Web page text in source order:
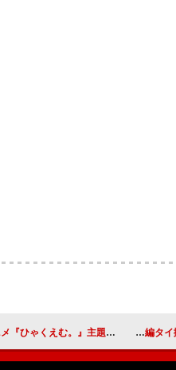
』主題歌の新曲「らしさ」配信開始 カイ（超